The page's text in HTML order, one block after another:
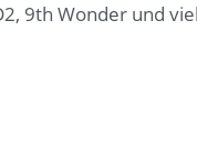
9th Wonder und